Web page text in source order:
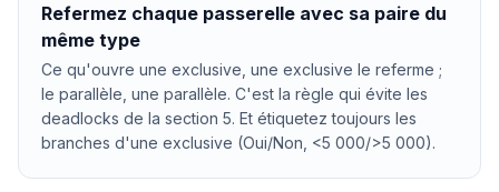
Refermez chaque passerelle avec sa paire du
même type
Ce qu'ouvre une exclusive, une exclusive le referme ;
le parallèle, une parallèle. C'est la règle qui évite les
deadlocks de la section 5. Et étiquetez toujours les
branches d'une exclusive (Oui/Non, <5 000/>5 000).